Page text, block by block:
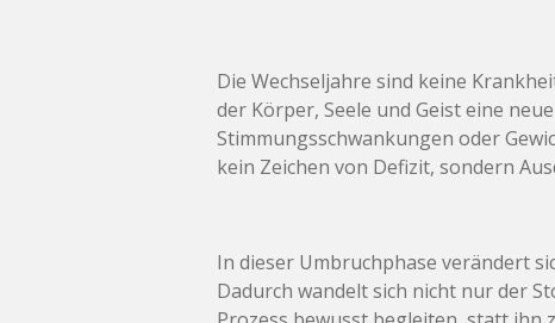
Die Wechseljahre sind keine
der Körper, Seele und Geist eine
Stimmungsschwankungen oder
kein Zeichen von Defizit, sondern
In dieser Umbruchphase verändert
Dadurch wandelt sich nicht nur der